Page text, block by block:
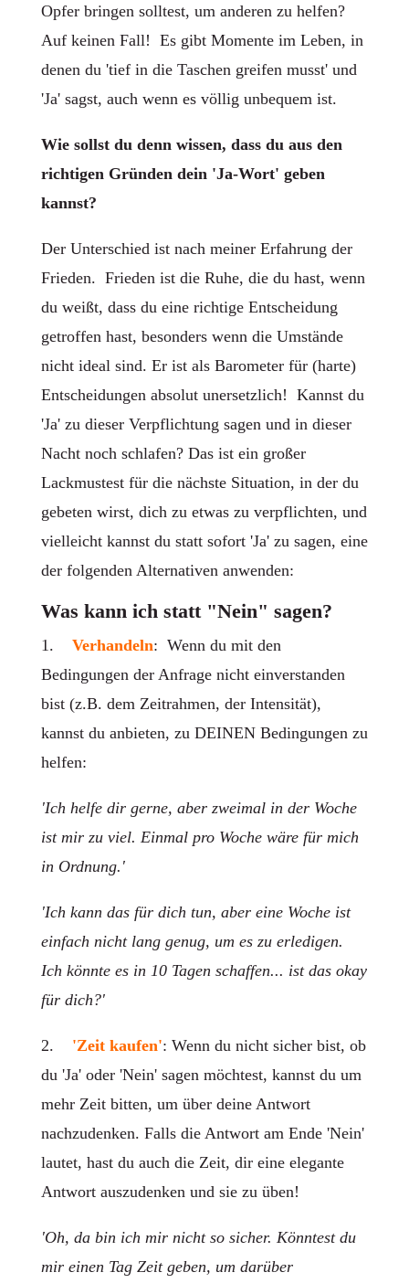
Opfer bringen solltest, um anderen zu helfen?
Auf keinen Fall! Es gibt Momente im Leben, in
denen du 'tief in die Taschen greifen musst' und
'Ja' sagst, auch wenn es völlig unbequem ist.
Wie sollst du denn wissen, dass du aus den
richtigen Gründen dein 'Ja-Wort' geben
kannst?
Der Unterschied ist nach meiner Erfahrung der
Frieden. Frieden ist die Ruhe, die du hast, wenn
du weißt, dass du eine richtige Entscheidung
getroffen hast, besonders wenn die Umstände
nicht ideal sind. Er ist als Barometer für (harte)
Entscheidungen absolut unersetzlich! Kannst du
'Ja' zu dieser Verpflichtung sagen und in dieser
Nacht noch schlafen? Das ist ein großer
Lackmustest für die nächste Situation, in der du
gebeten wirst, dich zu etwas zu verpflichten, und
vielleicht kannst du statt sofort 'Ja' zu sagen, eine
der folgenden Alternativen anwenden:
Was kann ich statt "Nein" sagen?
1. Verhandeln: Wenn du mit den
Bedingungen der Anfrage nicht einverstanden
bist (z.B. dem Zeitrahmen, der Intensität),
kannst du anbieten, zu DEINEN Bedingungen zu
helfen:
'Ich helfe dir gerne, aber zweimal in der Woche
ist mir zu viel. Einmal pro Woche wäre für mich
in Ordnung.'
'Ich kann das für dich tun, aber eine Woche ist
einfach nicht lang genug, um es zu erledigen.
Ich könnte es in 10 Tagen schaffen... ist das okay
für dich?'
2. 'Zeit kaufen': Wenn du nicht sicher bist, ob
du 'Ja' oder 'Nein' sagen möchtest, kannst du um
mehr Zeit bitten, um über deine Antwort
nachzudenken. Falls die Antwort am Ende 'Nein'
lautet, hast du auch die Zeit, dir eine elegante
Antwort auszudenken und sie zu üben!
'Oh, da bin ich mir nicht so sicher. Könntest du
mir einen Tag Zeit geben, um darüber